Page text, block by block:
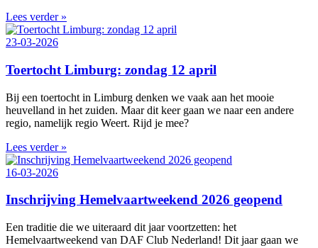
Lees verder »
23-03-2026
Toertocht Limburg: zondag 12 april
Bij een toertocht in Limburg denken we vaak aan het mooie
heuvelland in het zuiden. Maar dit keer gaan we naar een andere
regio, namelijk regio Weert. Rijd je mee?
Lees verder »
16-03-2026
Inschrijving Hemelvaartweekend 2026 geopend
Een traditie die we uiteraard dit jaar voortzetten: het
Hemelvaartweekend van DAF Club Nederland! Dit jaar gaan we